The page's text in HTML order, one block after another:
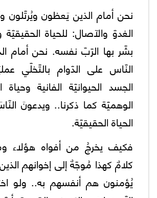
نحن أمام الذين يَعظون
الغدوّ والآصال: للحياة الحقيقيّة
بشّر بها الرّبّ نفسه. نحن أمام
النّاس على الدّوام بالتّخلّي
الوهميّة كما ذكرنا.. ويدعونَ
الحياة الحقيقيّة.
فكيف يخرجُ من أفواه هؤلاء
كلامٌ كهذا مُوجّهٌ إلى إخوانهم
يُؤمنون هم أنفسهم به.. ولو